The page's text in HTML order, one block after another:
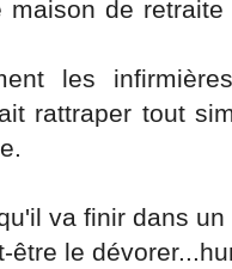
de
les
rattraper tout
va finir dans
être le